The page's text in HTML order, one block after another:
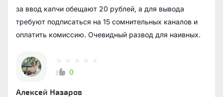
за ввод капчи обещают 20 рублей, а для вывода
требуют подписаться на 15 сомнительных каналов и
оплатить комиссию. Очевидный развод для наивных.
0
Алексей Назаров